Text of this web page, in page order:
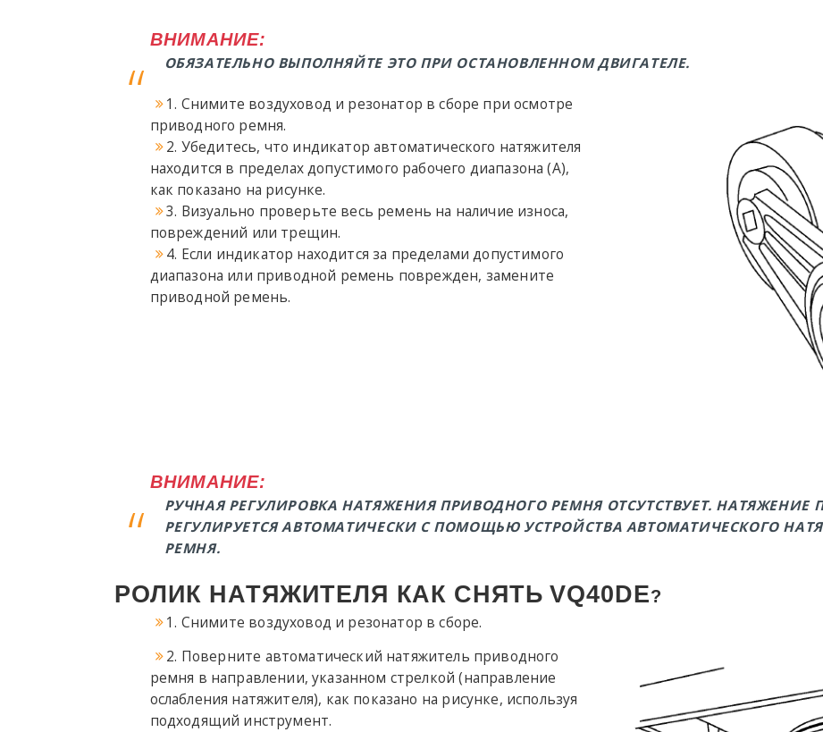
ВНИМАНИЕ:
ОБЯЗАТЕЛЬНО ВЫПОЛНЯЙТЕ ЭТО ПРИ ОСТАНОВЛЕННОМ ДВИГАТЕЛЕ.
1. Снимите воздуховод и резонатор в сборе при осмотре
приводного ремня.
2. Убедитесь, что индикатор автоматического натяжителя
находится в пределах допустимого рабочего диапазона (A),
как показано на рисунке.
3. Визуально проверьте весь ремень на наличие износа,
повреждений или трещин.
4. Если индикатор находится за пределами допустимого
диапазона или приводной ремень поврежден, замените
приводной ремень.
ВНИМАНИЕ:
РУЧНАЯ РЕГУЛИРОВКА НАТЯЖЕНИЯ ПРИВОДНОГО РЕМНЯ ОТСУТСТВУЕТ. НАТЯЖЕНИЕ
РЕГУЛИРУЕТСЯ АВТОМАТИЧЕСКИ С ПОМОЩЬЮ УСТРОЙСТВА АВТОМАТИЧЕСКОГО
РЕМНЯ.
РОЛИК НАТЯЖИТЕЛЯ КАК СНЯТЬ VQ40DE?
1. Снимите воздуховод и резонатор в сборе.
2. Поверните автоматический натяжитель приводного
ремня в направлении, указанном стрелкой (направление
ослабления натяжителя), как показано на рисунке, используя
подходящий инструмент.